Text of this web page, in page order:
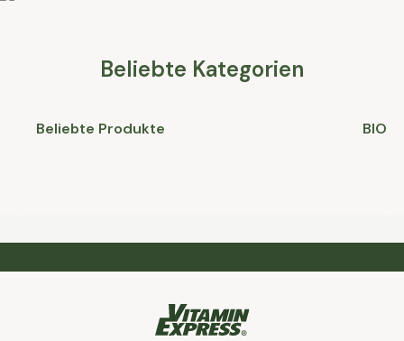
Beliebte Kategorien
Beliebte Produkte BIO